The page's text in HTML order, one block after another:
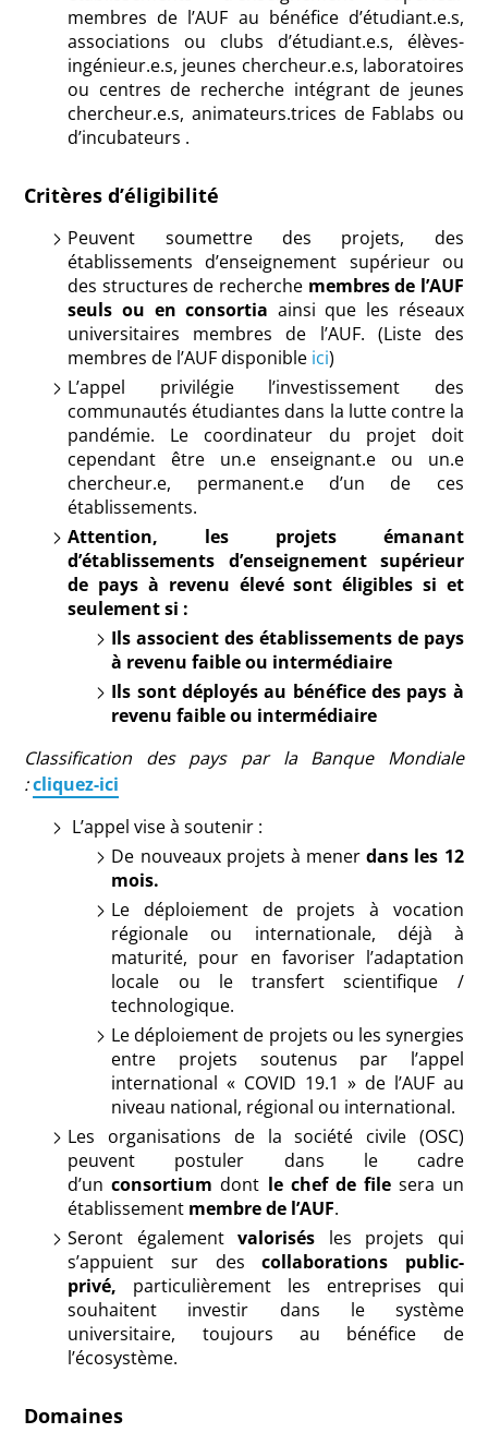
membres de l’AUF au bénéfice d’étudiant.e.s,
associations ou clubs d’étudiant.e.s, élèves-
ingénieur.e.s, jeunes chercheur.e.s, laboratoires
ou centres de recherche intégrant de jeunes
chercheur.e.s, animateurs.trices de Fablabs ou
d’incubateurs .
Critères d’éligibilité
Peuvent soumettre des projets, des
établissements d’enseignement supérieur ou
des structures de recherche membres de l’AUF
seuls ou en consortia ainsi que les réseaux
universitaires membres de l’AUF. (Liste des
membres de l’AUF disponible ici)
L’appel privilégie l’investissement des
communautés étudiantes dans la lutte contre la
pandémie. Le coordinateur du projet doit
cependant être un.e enseignant.e ou un.e
chercheur.e, permanent.e d’un de ces
établissements.
Attention, les projets émanant
d’établissements d’enseignement supérieur
de pays à revenu élevé sont éligibles si et
seulement si :
Ils associent des établissements de pays
à revenu faible ou intermédiaire
Ils sont déployés au bénéfice des pays à
revenu faible ou intermédiaire
Classification des pays par la Banque Mondiale
:cliquez-ici
L’appel vise à soutenir :
De nouveaux projets à mener dans les 12
mois.
Le déploiement de projets à vocation
régionale ou internationale, déjà à
maturité, pour en favoriser l’adaptation
locale ou le transfert scientifique /
technologique.
Le déploiement de projets ou les synergies
entre projets soutenus par l’appel
international « COVID 19.1 » de l’AUF au
niveau national, régional ou international.
Les organisations de la société civile (OSC)
peuvent postuler dans le cadre
d’un consortium dont le chef de file sera un
établissement membre de l’AUF.
Seront également valorisés
les projets qui
s’appuient sur descollaborations public-
privé,
particulièrement les entreprises qui
souhaitent investir dans le système
universitaire, toujours au bénéfice de
l’écosystème.
Domaines